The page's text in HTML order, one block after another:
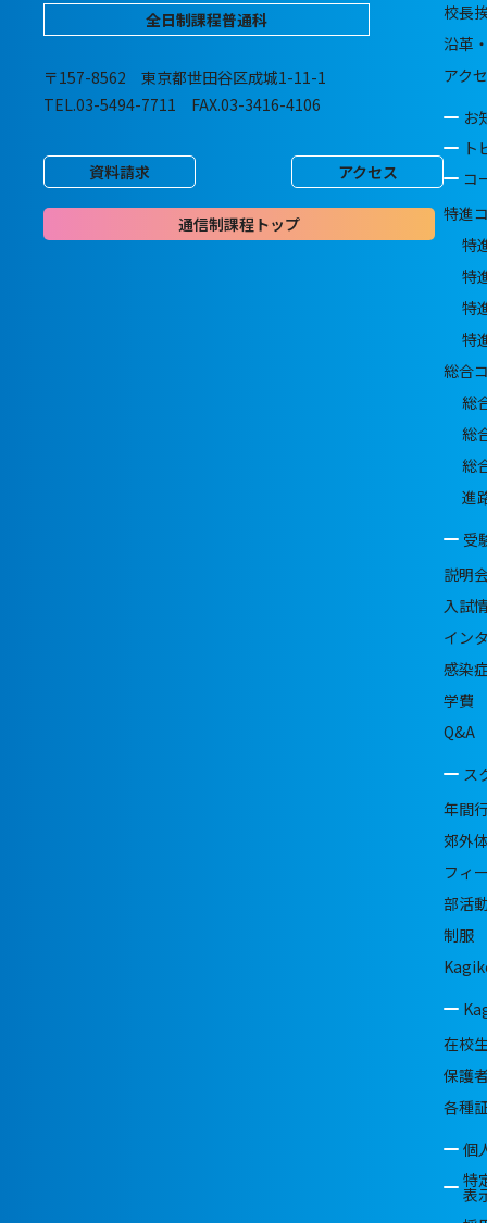
全日制課程普通科
〒157-8562 東京都世田谷区成城1-11-1
TEL.03-5494-7711 FAX.03-3416-4106
資料請求 アクセス
通信制課程トップ
校長
沿革
アク
お
ト
コ
特進
特
特
特
特
総合
総
総
総
進
受
説明
入試
イン
感染
学費
Q&A
ス
年間
郊外
フィ
部活
制服
在校
保護
各種
個
特
表